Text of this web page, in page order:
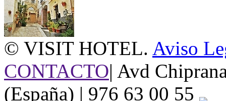
© VISIT HOTEL. Aviso
CONTACTO| Avd
(España) | 976 63 00 55